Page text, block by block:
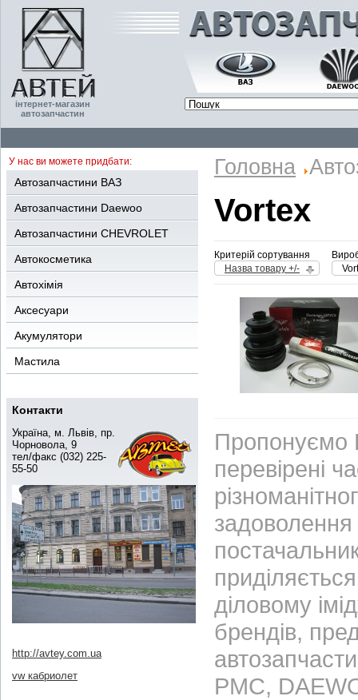
інтернет-магазин
автозапчастин
У нас ви можете придбати:
Автозапчастини ВАЗ
Автозапчастини Daewoo
Автозапчастини CHEVROLET
Автокосметика
Автохімія
Аксесуари
Акумулятори
Мастила
Контакти
Україна, м. Львів, пр.
Чорновола, 9
тел/факс (032) 225-
55-50
http://avtey.com.ua
vw кабриолет
Головна
Vortex
Критерій сортування
Назва товару +/-
Пропонуємо
перевірені
діловому
брендів,
PMC,